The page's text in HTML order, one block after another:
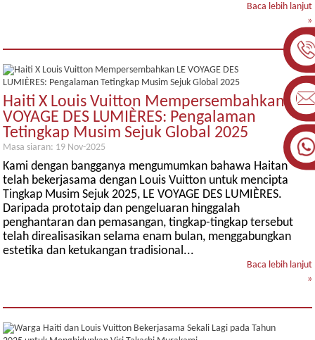
Baca lebih lanjut
»
Haiti X Louis Vuitton Mempersembahkan LE
VOYAGE DES LUMIÈRES: Pengalaman
Tetingkap Musim Sejuk Global 2025
Masa siaran: 19 Nov-2025
Kami dengan bangganya mengumumkan bahawa Haitan
telah bekerjasama dengan Louis Vuitton untuk mencipta
Tingkap Musim Sejuk 2025, LE VOYAGE DES LUMIÈRES.
Daripada prototaip dan pengeluaran hinggalah
penghantaran dan pemasangan, tingkap-tingkap tersebut
telah direalisasikan selama enam bulan, menggabungkan
estetika dan ketukangan tradisional...
Baca lebih lanjut
»